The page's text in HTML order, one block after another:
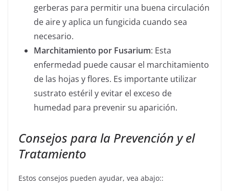
gerberas para permitir una buena circulación
de aire y aplica un fungicida cuando sea
necesario.
Marchitamiento por Fusarium: Esta
enfermedad puede causar el marchitamiento
de las hojas y flores. Es importante utilizar
sustrato estéril y evitar el exceso de
humedad para prevenir su aparición.
Consejos para la Prevención y el
Tratamiento
Estos consejos pueden ayudar, vea abajo::